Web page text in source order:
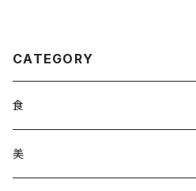
CATEGORY
食
調味料
美